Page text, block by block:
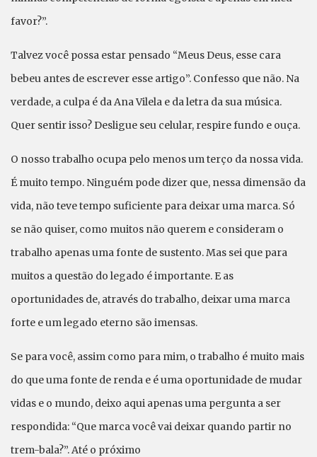
favor?”.
Talvez você possa estar pensado “Meus Deus, esse cara
bebeu antes de escrever esse artigo”. Confesso que não. Na
verdade, a culpa é da Ana Vilela e da letra da sua música.
Quer sentir isso? Desligue seu celular, respire fundo e ouça.
O nosso trabalho ocupa pelo menos um terço da nossa vida.
É muito tempo. Ninguém pode dizer que, nessa dimensão da
vida, não teve tempo suficiente para deixar uma marca. Só
se não quiser, como muitos não querem e consideram o
trabalho apenas uma fonte de sustento. Mas sei que para
muitos a questão do legado é importante. E as
oportunidades de, através do trabalho, deixar uma marca
forte e um legado eterno são imensas.
Se para você, assim como para mim, o trabalho é muito mais
do que uma fonte de renda e é uma oportunidade de mudar
vidas e o mundo, deixo aqui apenas uma pergunta a ser
respondida: “Que marca você vai deixar quando partir no
trem-bala?”. Até o próximo